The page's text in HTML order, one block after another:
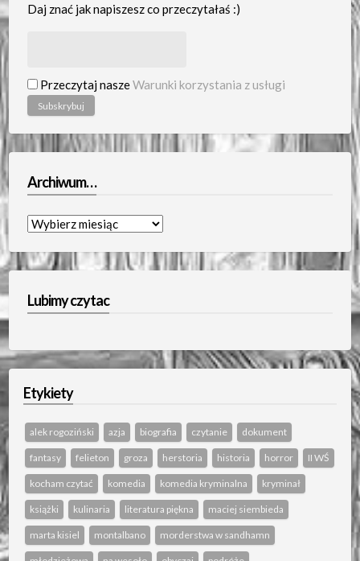
Daj znać jak napiszesz co przeczytałaś :)
Przeczytaj naszeWarunki korzystania z usługi
Archiwum…
Archiwum…
Lubimy czytac
Etykiety
alek rogoziński azja biografia czytanie dokument
fantasy felieton groza herstoria historia horror II WŚ
kocham czytać komedia komedia kryminalna kryminał
książki kulinaria literatura piękna maciej siembieda
marta kisiel montalbano morderstwa w sandhamn